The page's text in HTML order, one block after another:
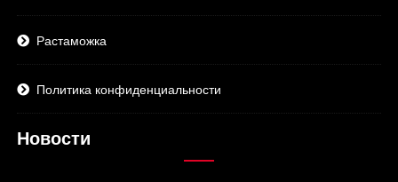
Растаможка
Политика конфиденциальности
Новости